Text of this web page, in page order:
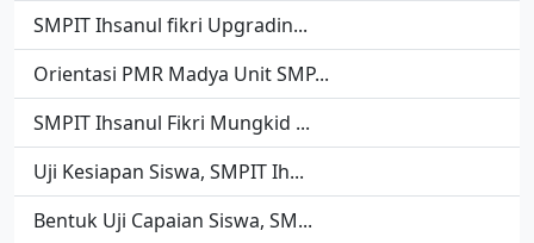
SMPIT Ihsanul fikri Upgradin...
Orientasi PMR Madya Unit SMP...
SMPIT Ihsanul Fikri Mungkid ...
Uji Kesiapan Siswa, SMPIT Ih...
Bentuk Uji Capaian Siswa, SM...